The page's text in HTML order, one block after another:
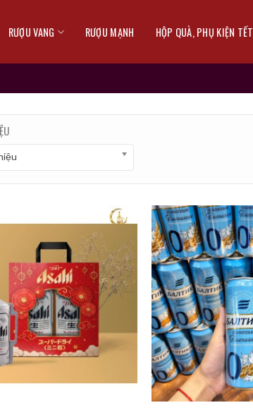
RƯỢU VANG RƯỢU MẠNH HỘP QUÀ, PHỤ KIỆN TẾT